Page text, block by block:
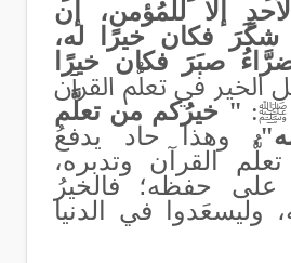
إلا للمُؤمن، إن
شكَرَ فكان خيرًا له،
صبَرَ فكان خيرًا
الخير في تعلُّم القرآن
ﷺ: " خيرُكم من تعلَّم
وهذا حاد يدفعُ
القرآن وتدبره،
على حفظه؛ فالخيرُ
وليسعَدوا في الدنيا